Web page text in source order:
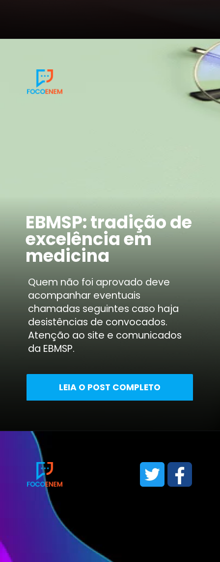
LEIA O POST COMPLETO
Quem não foi aprovado deve
acompanhar eventuais
chamadas seguintes caso haja
desistências de convocados.
Atenção ao site e comunicados
da EBMSP.
EBMSP: tradição de
excelência em
medicina